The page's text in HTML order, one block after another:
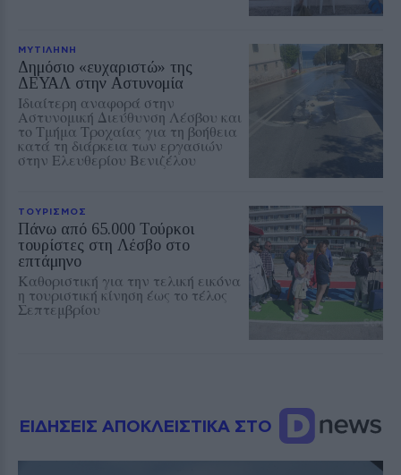
ΜΥΤΙΛΗΝΗ
Δημόσιο «ευχαριστώ» της
ΔΕΥΑΛ στην Αστυνομία
Ιδιαίτερη αναφορά στην
Αστυνομική Διεύθυνση Λέσβου και
το Τμήμα Τροχαίας για τη βοήθεια
κατά τη διάρκεια των εργασιών
στην Ελευθερίου Βενιζέλου
ΤΟΥΡΙΣΜΟΣ
Πάνω από 65.000 Τούρκοι
τουρίστες στη Λέσβο στο
επτάμηνο
Καθοριστική για την τελική εικόνα
η τουριστική κίνηση έως το τέλος
Σεπτεμβρίου
ΕΙΔΗΣΕΙΣ ΑΠΟΚΛΕΙΣΤΙΚΑ ΣΤΟ